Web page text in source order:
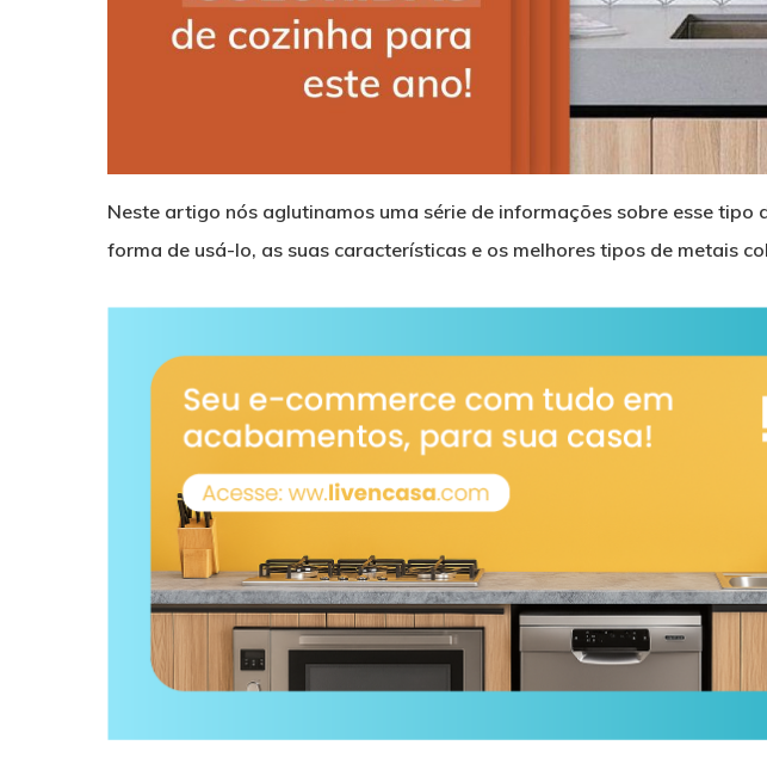
Neste artigo nós aglutinamos uma série de informações sobre esse tipo
forma de usá-lo, as suas características e os melhores tipos de metais